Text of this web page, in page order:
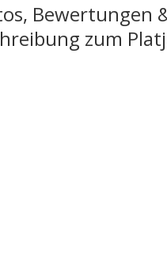
Bewertungen
zum